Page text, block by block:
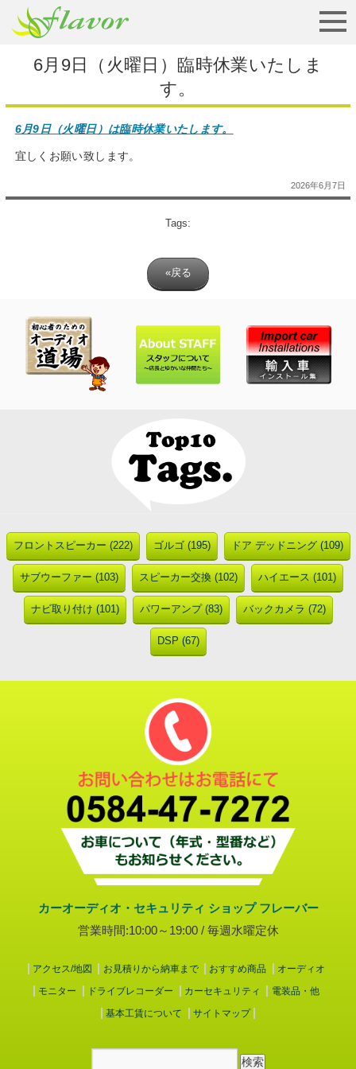
6月9日（火曜日）臨時休業いたしま
す。
6月9日（火曜日）は臨時休業いたします。
宜しくお願い致します。
2026年6月7日
Tags:
«戻る
フロントスピーカー (222) ゴルゴ (195) ドア デッドニング (109)
サブウーファー (103) スピーカー交換 (102) ハイエース (101)
ナビ取り付け (101) パワーアンプ (83) バックカメラ (72)
DSP (67)
カーオーディオ・セキュリティ ショップ フレーバー
営業時間:10:00～19:00 / 毎週水曜定休
アクセス/地図 お見積りから納車まで おすすめ商品
オーディオ
モニター
ドライブレコーダー カーセキュリティ
電装品・他
基本工賃について
サイトマップ